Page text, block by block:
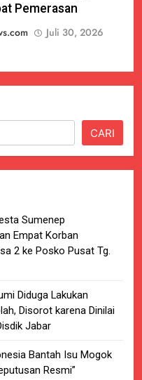
Pemerasan
Juli 30, 2026
CARI
Sumenep
Empat Korban
2 ke Posko Pusat Tg.
Diduga Lakukan
Disorot karena Dinilai
Jabar
Bantah Isu Mogok
Resmi”